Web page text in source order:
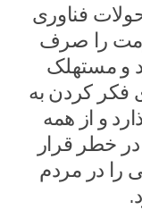
فناوری
را صرف
و مستهلک
فکر کردن به
و از همه
در خطر قرار
را در مردم